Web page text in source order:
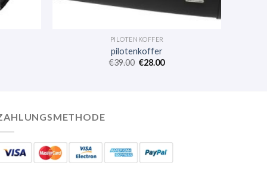
PILOTENKOFFER
pilotenkoffer
€39.00 €28.00